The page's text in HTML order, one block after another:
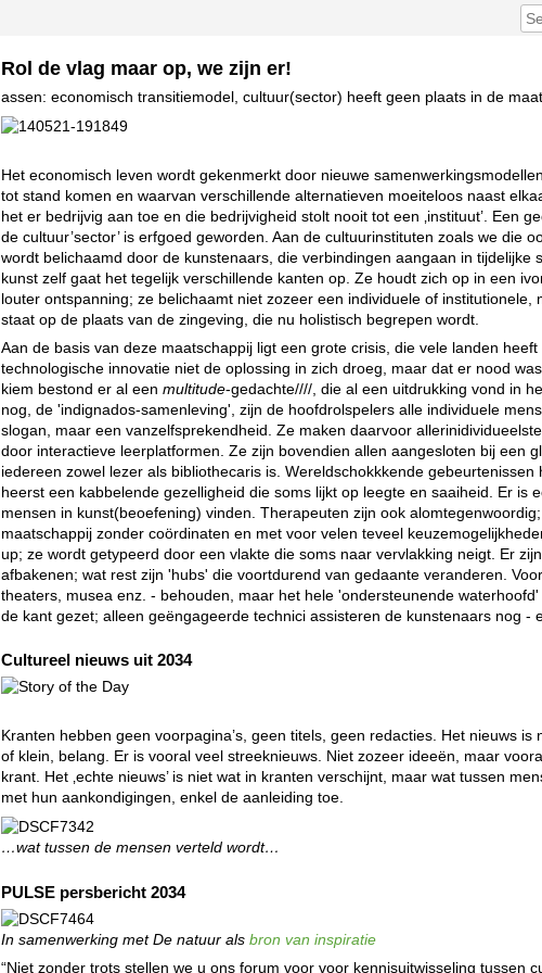
Rol de vlag maar op, we zijn er!
assen: economisch transitiemodel, cultuur(sector) heeft geen plaats in de
Het economisch leven wordt gekenmerkt door nieuwe
tot stand komen en waarvan verschillende alternatieven moeiteloos naast
het er bedrijvig aan toe en die bedrijvigheid stolt nooit tot een ‚instituut’. Een
de cultuur’sector’ is erfgoed geworden. Aan de cultuurinstituten zoals we die
wordt belichaamd door de kunstenaars, die verbindingen aangaan in tijdelijke
kunst zelf gaat het tegelijk verschillende kanten op. Ze houdt zich op in een
louter ontspanning; ze belichaamt niet zozeer een individuele of institutionele,
staat op de plaats van de zingeving, die nu holistisch begrepen wordt.
Aan de basis van deze maatschappij ligt een grote crisis, die vele landen
technologische innovatie niet de oplossing in zich droeg, maar dat er nood
kiem bestond er al eenmultitude-gedachte////, die al een uitdrukking vond in
nog, de 'indignados-samenleving', zijn de hoofdrolspelers alle individuele
slogan, maar een vanzelfsprekendheid. Ze maken daarvoor
door interactieve leerplatformen. Ze zijn bovendien allen aangesloten bij een
iedereen zowel lezer als bibliothecaris is. Wereldschokkkende
heerst een kabbelende gezelligheid die soms lijkt op leegte en saaiheid. Er is
mensen in kunst(beoefening) vinden. Therapeuten zijn ook
maatschappij zonder coördinaten en met voor velen teveel
up; ze wordt getypeerd door een vlakte die soms naar vervlakking neigt. Er
afbakenen; wat rest zijn 'hubs' die voortdurend van gedaante veranderen.
theaters, musea enz. - behouden, maar het hele 'ondersteunende
de kant gezet; alleen geëngageerde technici assisteren de kunstenaars nog -
Cultureel nieuws uit 2034
Kranten hebben geen voorpagina’s, geen titels, geen redacties. Het nieuws
of klein, belang. Er is vooral veel streeknieuws. Niet zozeer ideeën, maar
krant. Het ‚echte nieuws’ is niet wat in kranten verschijnt, maar wat tussen
met hun aankondigingen, enkel de aanleiding toe.
…wat tussen de mensen verteld wordt…
PULSE persbericht 2034
In samenwerking met De natuur alsbron van inspiratie
“Niet zonder trots stellen we u ons forum voor voor kennisuitwisseling tussen